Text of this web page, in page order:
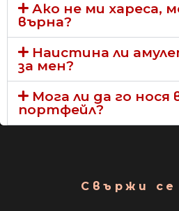
Ако не ми хареса,
върна?
Наистина ли
за мен?
Мога ли да го нося
портфейл?
Свържи се